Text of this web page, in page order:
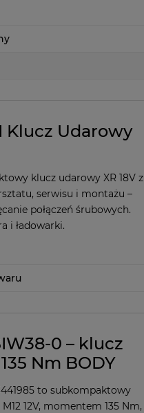
Klucz Udarowy
klucz udarowy XR 18V z
serwisu i montażu –
połączeń śrubowych.
i ładowarki.
0 – klucz
Nm BODY
to subkompaktowy
12V, momentem 135 Nm,